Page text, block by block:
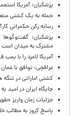
پزشکیان: آمریکا
حمله به یک کشتی
رسانه رکن حکمرانی
پزشکیان: گفت‌وگوها
مشترک به میدان است
آمریکا لامرد را با
عراقچی: توافق با
کشتی اماراتی در تنگه
جایگاه ایران در امید
جزئیات زمان واریز
پاسخ کروز به مطالب